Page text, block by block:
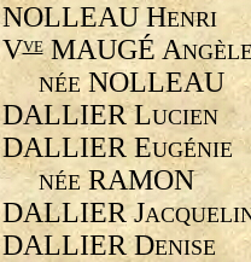
NOLLEAU HENRI
VVEMAUGÉ A
NÉE NOLLEAU
DALLIER LUCIEN
DALLIER EUGÉNIE
NÉE RAMON
DALLIER J
DALLIER DENISE